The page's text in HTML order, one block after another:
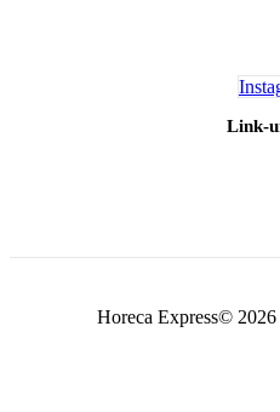
Link-
Horeca Express©